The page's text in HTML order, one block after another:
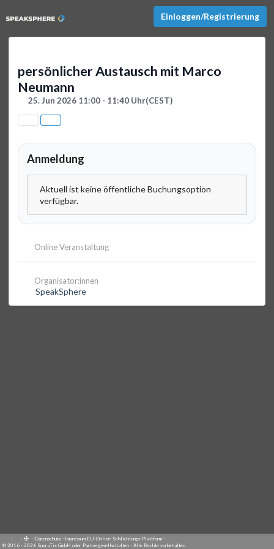
Einloggen/Registrierung
persönlicher Austausch mit Marco
Neumann
25. Jun 2026 11:00 - 11:40 Uhr(CEST)
Anmeldung
Aktuell ist keine öffentliche Buchungsoption
verfügbar.
Online Veranstaltung
Organisator:innen
SpeakSphere
· · · Datenschutz · Impressum EU-Online-Schlichtungs-Plattform ·
© 2016 - 2026 SupraTix GmbH oder Partnergesellschaften - Alle Rechte vorbehalten.